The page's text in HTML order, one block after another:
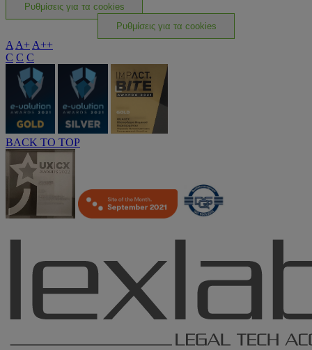
Ρυθμίσεις για τα cookies
Ρυθμίσεις για τα cookies
AA+A++
C C C
BACK TO TOP